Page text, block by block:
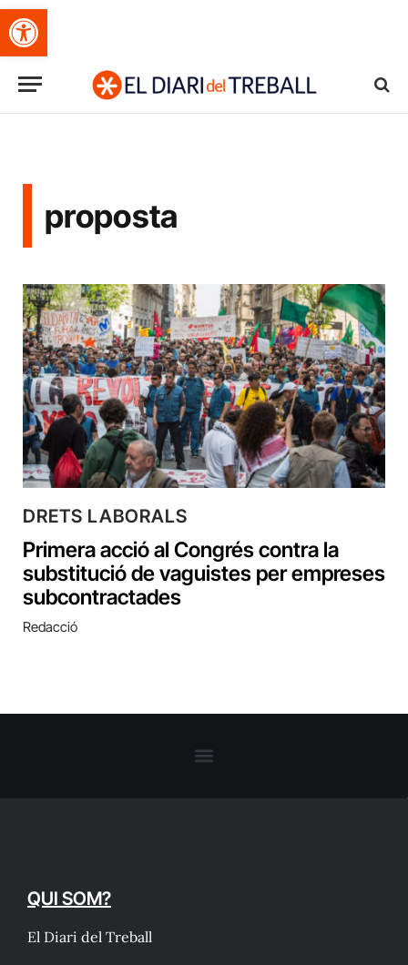
Obre la barra d'eines
proposta
DRETS LABORALS
Primera acció al Congrés contra la
substitució de vaguistes per empreses
subcontractades
Redacció
QUI SOM?
El Diari del Treball